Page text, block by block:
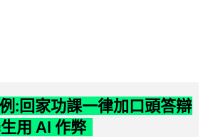
:回家功課一律加口頭答辯
用 AI 作弊